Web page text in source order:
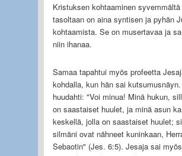
Kristuksen kohtaaminen syvemmältä
tasoltaan on aina syntisen ja pyhän
kohtaamista. Se on musertavaa ja
niin ihanaa.
Samaa tapahtui myös profeetta
kohdalla, kun hän sai
huudahti: "Voi minua! Minä hukun,
on saastaiset huulet, ja minä asun
keskellä, jolla on saastaiset huulet;
silmäni ovat nähneet kuninkaan,
Sebaotin" (Jes. 6:5). Jesaja sai myös